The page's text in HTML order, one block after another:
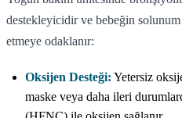
destekleyicidir ve bebeğin
etmeye odaklanır:
Oksijen Desteği: Yetersiz
maske veya daha ileri